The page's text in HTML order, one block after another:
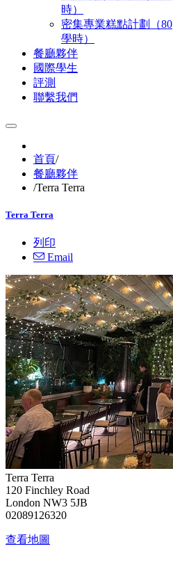
時）
密集專業糕點計劃（80
學時）
餐廳夥伴
國際學生
評測
聯繫我們
首頁/
餐廳夥伴
/Terra Terra
Terra Terra
列印
Email
Terra Terra
120 Finchley Road
London NW3 5JB
02089126320
查看地圖